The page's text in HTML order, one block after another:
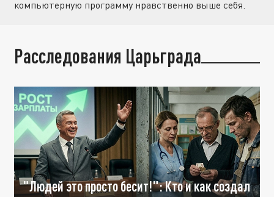
компьютерную программу нравственно выше себя.
Расследования Царьграда
"Людей это просто бесит!": Кто и как создал